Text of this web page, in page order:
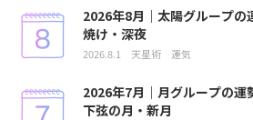
2026年8月｜太陽グループの
焼け・深夜
2026.8.1 天星術 運気
2026年7月｜月グループの運
下弦の月・新月